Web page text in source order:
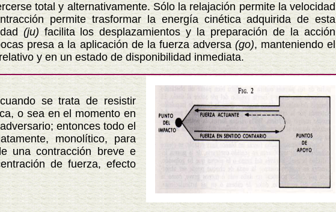
total y alternativamente. Sólo la relajación permite la velocidad
permite trasformar la energía cinética adquirida de esta
(ju) facilita los desplazamientos y la preparación de la acción
presa a la aplicación de la fuerza adversa (go), manteniendo el
y en un estado de disponibilidad inmediata.
se trata de resistir
o sea en el momento en
entonces todo el
monolítico, para
una contracción breve e
de fuerza, efecto